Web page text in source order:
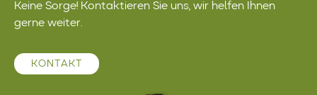
Keine Sorge! Kontaktieren Sie uns, wir helfen Ihnen
gerne weiter.
KONTAKT